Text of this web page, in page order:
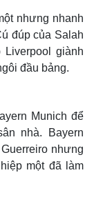
nhưng nhanh
đúp của Salah
giành
đầu bảng.
Munich để
nhà. Bayern
nhưng
một đã làm